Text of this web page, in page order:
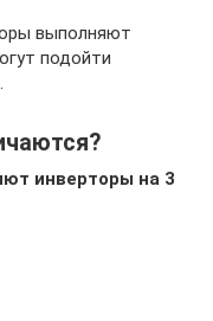
выполняют
подойти
инверторы на 3